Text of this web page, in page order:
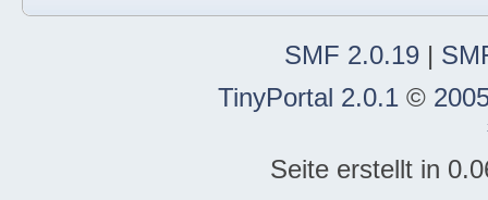
SMF 2.0.19|
TinyPortal 2.0.1©
Seite erstellt in